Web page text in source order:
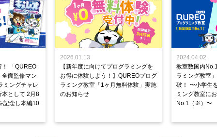
！ 「QUREO
面監修マン
ミングチャレ
本として 2月8
記念し本編10
2026.01.13
【新年度に向けてプログラミングを
お得に体験しよう！】QUREOプログ
ラミング教室「1ヶ月無料体験」実施
のお知らせ
2024.04.02
教室数国内
ラミング教室
破！ 〜小学生
ミング教室に
No.1（※）〜